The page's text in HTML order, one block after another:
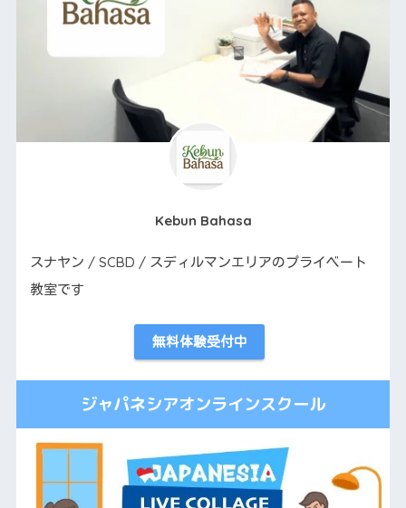
Kebun Bahasa
スナヤン / SCBD / スディルマンエリアのプライベート
教室です
無料体験受付中
ジャパネシアオンラインスクール